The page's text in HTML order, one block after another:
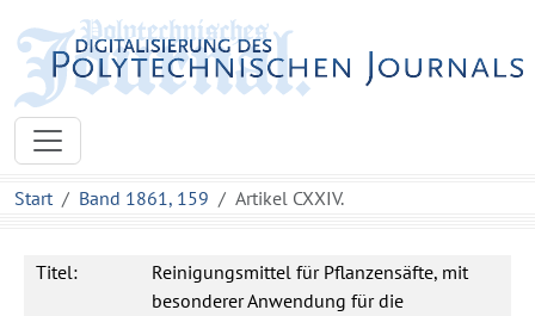
Start Band 1861, 159 Artikel CXXIV.
Titel:
Reinigungsmittel für Pflanzensäfte, mit
besonderer Anwendung für die